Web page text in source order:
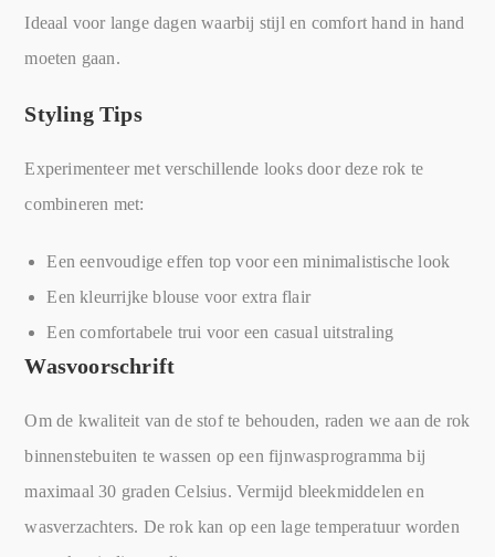
Ideaal voor lange dagen waarbij stijl en comfort hand in hand
moeten gaan.
Styling Tips
Experimenteer met verschillende looks door deze rok te
combineren met:
Een eenvoudige effen top voor een minimalistische look
Een kleurrijke blouse voor extra flair
Een comfortabele trui voor een casual uitstraling
Wasvoorschrift
Om de kwaliteit van de stof te behouden, raden we aan de rok
binnenstebuiten te wassen op een fijnwasprogramma bij
maximaal 30 graden Celsius. Vermijd bleekmiddelen en
wasverzachters. De rok kan op een lage temperatuur worden